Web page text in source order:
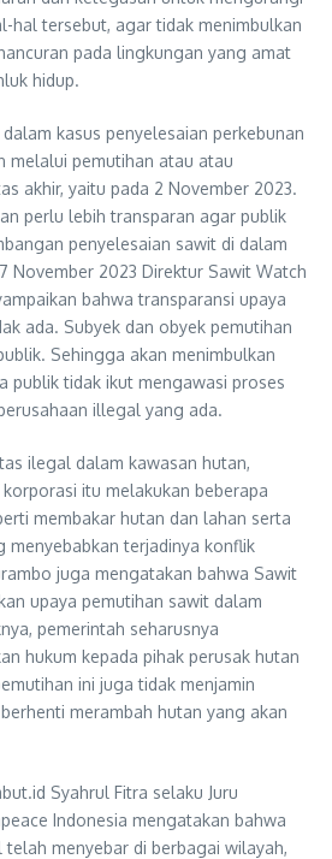
hal tersebut, agar tidak menimbulkan
pada lingkungan yang amat
hidup.
kasus penyelesaian perkebunan
melalui pemutihan atau atau
akhir, yaitu pada 2 November 2023.
perlu lebih transparan agar publik
penyelesaian sawit di dalam
November 2023 Direktur Sawit Watch
bahwa transparansi upaya
ada. Subyek dan obyek pemutihan
Sehingga akan menimbulkan
publik tidak ikut mengawasi proses
illegal yang ada.
ilegal dalam kawasan hutan,
itu melakukan beberapa
membakar hutan dan lahan serta
menyebabkan terjadinya konflik
juga mengatakan bahwa Sawit
upaya pemutihan sawit dalam
pemerintah seharusnya
hukum kepada pihak perusak hutan
ini juga tidak menjamin
merambah hutan yang akan
Syahrul Fitra selaku Juru
Indonesia mengatakan bahwa
menyebar di berbagai wilayah,